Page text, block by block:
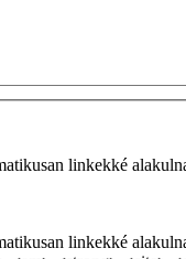
linkekké
linkekké